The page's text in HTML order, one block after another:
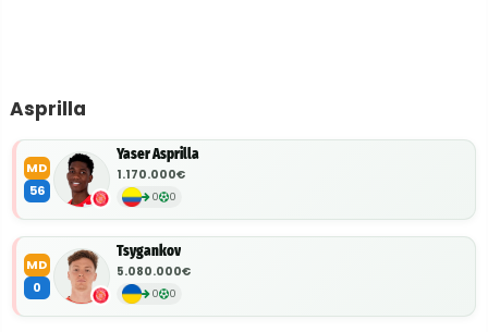
Asprilla
MD
56
Yaser Asprilla
1.170.000€
0 0
MD
0
Tsygankov
5.080.000€
0 0